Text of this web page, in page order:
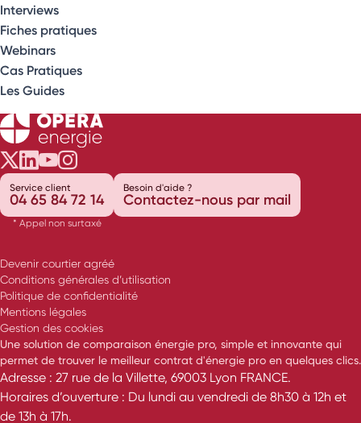
Interviews
Fiches pratiques
Webinars
Cas Pratiques
Les Guides
Opéra Énergie sur Twitter
Opéra Énergie sur LinkedIn
Opéra Énergie sur Youtube
Opéra Énergie sur Instagram
Service client
04 65 84 72 14
* Appel non surtaxé
Besoin d'aide ?
Contactez-nous par mail
Devenir courtier agréé
Conditions générales d’utilisation
Politique de confidentialité
Mentions légales
Gestion des cookies
Une solution de comparaison énergie pro, simple et innovante qui
permet de trouver le meilleur contrat d'énergie pro en quelques clics.
Adresse : 27 rue de la Villette, 69003 Lyon FRANCE.
Horaires d’ouverture : Du lundi au vendredi de 8h30 à 12h et
de 13h à 17h.